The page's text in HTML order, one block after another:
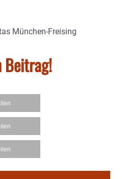
München-Freising
Beitrag!